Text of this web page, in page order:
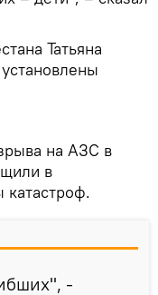
Татьяна
на АЗС в
в
катастроф.
-